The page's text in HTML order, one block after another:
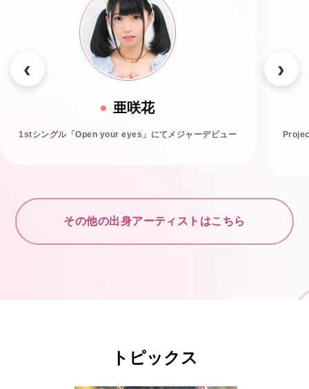
亜咲花
1stシングル「Open your eyes」にてメジャーデビュー
その他の出身アーティストはこちら
トピックス